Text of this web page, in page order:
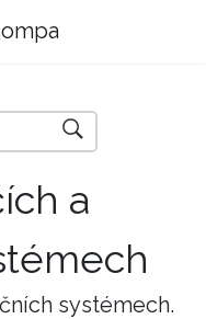
a
systémech.